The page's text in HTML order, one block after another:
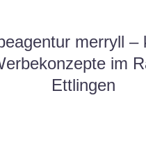
merryll –
im
Ettlingen